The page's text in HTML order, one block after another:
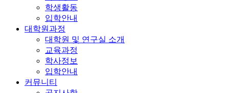
학생활동
입학안내
대학원과정
대학원 및 연구실 소개
교육과정
학사정보
입학안내
커뮤니티